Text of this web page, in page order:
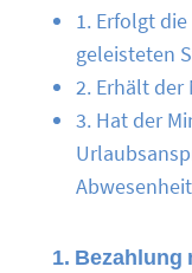
1. Erfolgt
geleisteten
2. Erhält der
3. Hat der
1.